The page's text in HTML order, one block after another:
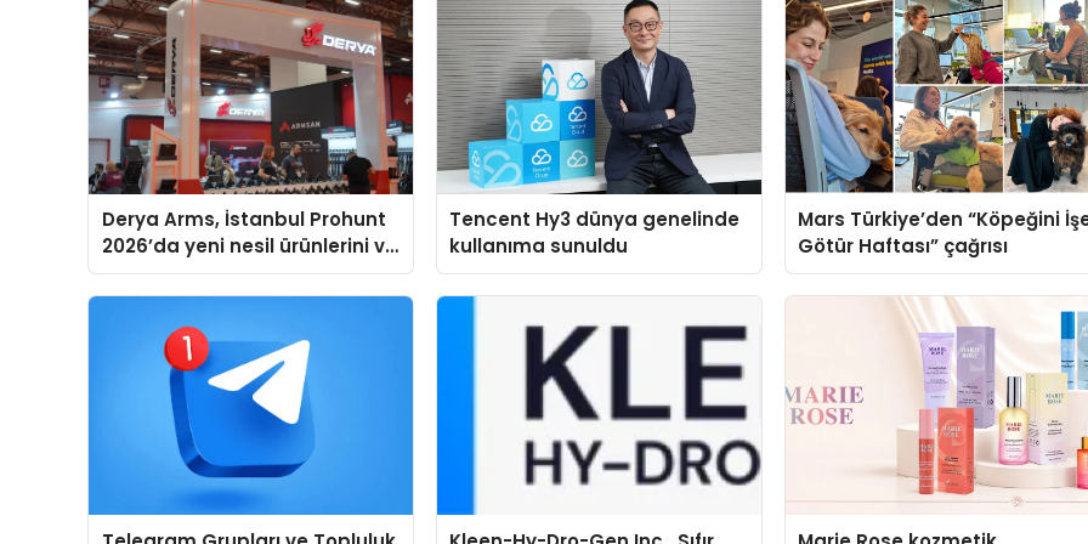
Derya Arms, İstanbul Prohunt
2026’da yeni nesil ürünlerini ve
global marka vizyonunu
sergiledi
Tencent Hy3 dünya genelinde
kullanıma sunuldu
Mars Türkiye’den “Köpeğini
Götür Haftası” çağrısı